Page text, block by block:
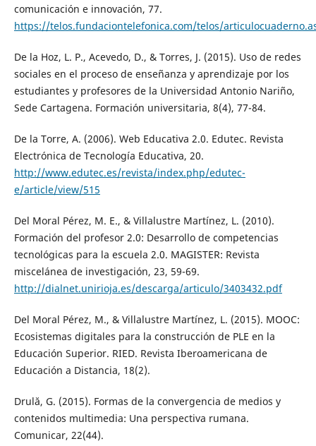
comunicación e innovación, 77.
https://telos.fundaciontelefonica.com/telos/
De la Hoz, L. P., Acevedo, D., & Torres, J. (2015). Uso de redes
sociales en el proceso de enseñanza y aprendizaje por los
estudiantes y profesores de la Universidad Antonio Nariño,
Sede Cartagena. Formación universitaria, 8(4), 77-84.
De la Torre, A. (2006). Web Educativa 2.0. Edutec. Revista
Electrónica de Tecnología Educativa, 20.
http://www.edutec.es/revista/index.php/edutec-
e/article/view/515
Del Moral Pérez, M. E., & Villalustre Martínez, L. (2010).
Formación del profesor 2.0: Desarrollo de competencias
tecnológicas para la escuela 2.0. MAGISTER: Revista
miscelánea de investigación, 23, 59-69.
http://dialnet.unirioja.es/descarga/articulo/3403432.pdf
Del Moral Pérez, M., & Villalustre Martínez, L. (2015). MOOC:
Ecosistemas digitales para la construcción de PLE en la
Educación Superior. RIED. Revista Iberoamericana de
Educación a Distancia, 18(2).
Drulă, G. (2015). Formas de la convergencia de medios y
contenidos multimedia: Una perspectiva rumana.
Comunicar, 22(44).